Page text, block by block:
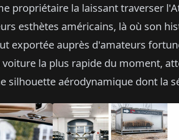
propriétaire la laissant traverser
esthètes américains, là où son
exportée auprès d'amateurs
la plus rapide du moment,
silhouette aérodynamique dont la